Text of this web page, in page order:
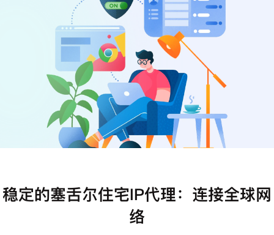
稳定的塞舌尔住宅IP代理：连接全球网
络